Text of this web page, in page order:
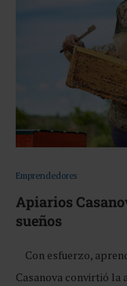
Emprendedores
Apiarios
sueños
Con esfuerzo,
Casanova convirtió la